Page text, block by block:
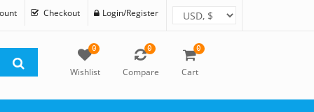
Checkout Login/Register
0
Wishlist
0
Compare
0
Cart